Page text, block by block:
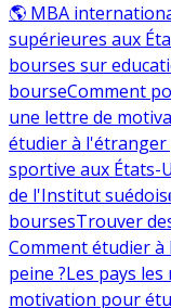
🌎 MBA
supérieures aux
bourses sur
bourseComment
une lettre de
étudier à
sportive aux États-
de l'Institut suédois
boursesTrouver
Comment étudier
peine ?Les pays
motivation pour